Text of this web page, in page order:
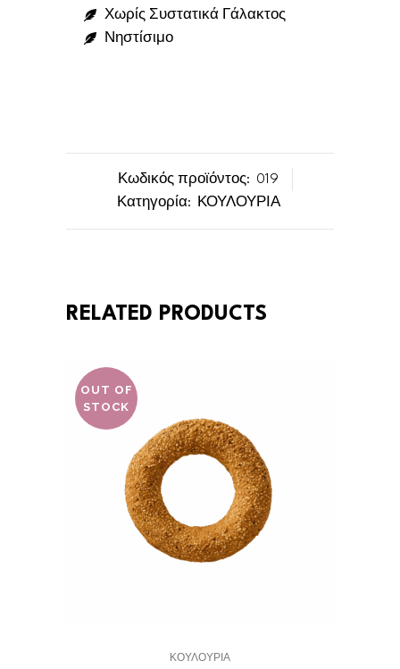
Χωρίς Συστατικά Γάλακτος
Νηστίσιμο
Κωδικός προϊόντος: 019
Κατηγορία:
ΚΟΥΛΟΥΡΙΑ
RELATED PRODUCTS
OUT OF
STOCK
ΚΟΥΛΟΥΡΙΑ